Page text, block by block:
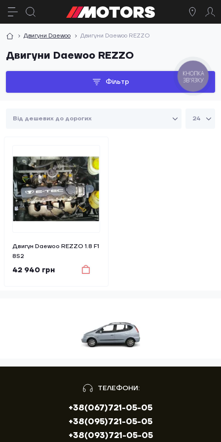
Двигуни Daewoo Двигуни Daewoo REZZO
Двигуни Daewoo REZZO
Фільтр
Двигун Daewoo REZZO 1.8 F1
8S2
42 940 грн
ТЕЛЕФОНИ:
+38(067)721-05-05
+38(095)721-05-05
+38(093)721-05-05
КНОПКА
ЗВ'ЯЗКУ